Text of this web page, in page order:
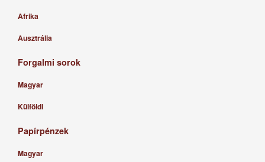
Afrika
Ausztrália
Forgalmi sorok
Magyar
Külföldi
Papírpénzek
Magyar